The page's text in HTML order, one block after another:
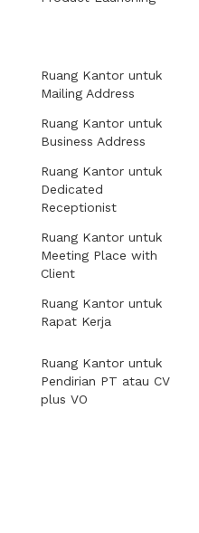
Ruang Kantor untuk
Mailing Address
Ruang Kantor untuk
Business Address
Ruang Kantor untuk
Dedicated
Receptionist
Ruang Kantor untuk
Meeting Place with
Client
Ruang Kantor untuk
Rapat Kerja
Ruang Kantor untuk
Pendirian PT atau CV
plus VO